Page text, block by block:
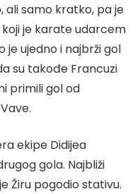
ali samo kratko, pa je
je karate udarcem
je ujedno i najbrži gol
su takođe Francuzi
primili gol od
ekipe Didijea
gola. Najbliži
Žiru pogodio stativu.